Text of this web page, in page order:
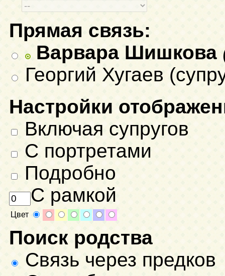
Прямая связь:
Варвара Шишкова
Георгий Хугаев
Настройки
Включая супругов
С портретами
Подробно
С рамкой
Цвет
Поиск родства
Связь через предков